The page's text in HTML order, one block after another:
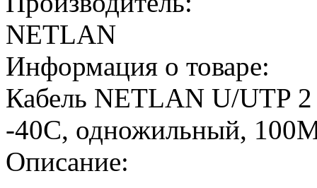
NETLAN
Информация о товаре:
Кабель NETLAN U/UTP
-40C, одножильный,
Описание: